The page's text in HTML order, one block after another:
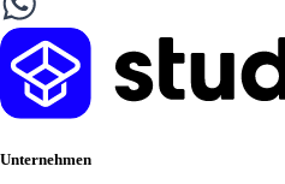
Unternehmen